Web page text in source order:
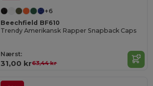
+6
Beechfield BF610
Trendy Amerikansk Rapper Snapback Caps
Nærst:
31,00 kr63,44 kr